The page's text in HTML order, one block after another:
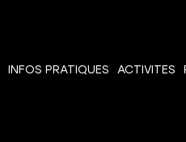
INFOS PRATIQUES ACTIVITES